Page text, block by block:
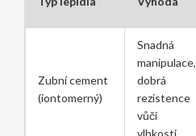
Zubní cement
(iontomerný)
Snadná
manipulace,
dobrá
rezistence
vůči
vlhkosti